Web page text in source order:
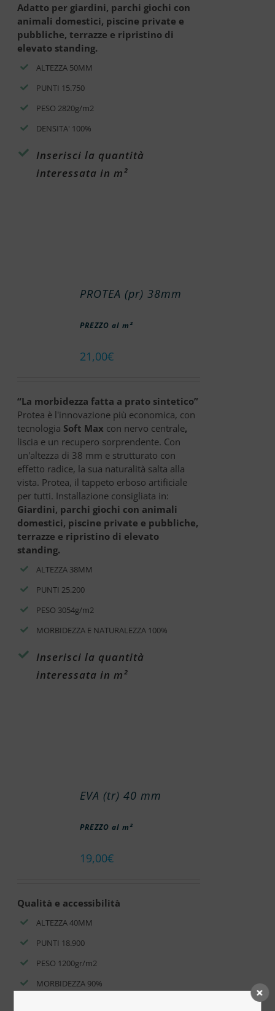
Adatto per giardini, parchi giochi con
animali domestici, piscine private e
pubbliche, terrazze e ripristino di
elevato standing.
ALTEZZA 50MM
PUNTI 15.750
PESO 2820g/m2
DENSITA' 100%
Inserisci la quantità
interessata in m²
PROTEA (pr) 38mm
PREZZO al m²
21,00€
“La morbidezza fatta a prato sintetico”
Protea è l'innovazione più economica, con
tecnologia Soft Max con nervo centrale,
liscia e un recupero sorprendente. Con
un'altezza di 38 mm e strutturato con
effetto radice, la sua naturalità salta alla
vista. Protea, il tappeto erboso artificiale
per tutti. Installazione consigliata in:
Giardini, parchi giochi con animali
domestici, piscine private e pubbliche,
terrazze e ripristino di elevato
standing.
ALTEZZA 38MM
PUNTI 25.200
PESO 3054g/m2
MORBIDEZZA E NATURALEZZA 100%
Inserisci la quantità
interessata in m²
EVA (tr) 40 mm
PREZZO al m²
19,00€
Qualità e accessibilità
ALTEZZA 40MM
PUNTI 18.900
PESO 1200gr/m2
MORBIDEZZA 90%